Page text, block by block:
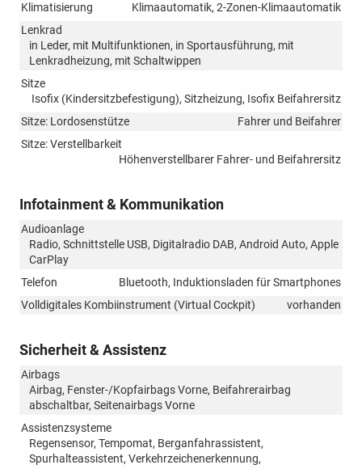
Klimatisierung
Klimaautomatik, 2-Zonen-Klimaautomatik
Lenkrad
in Leder, mit Multifunktionen, in Sportausführung, mit
Lenkradheizung, mit Schaltwippen
Sitze
Isofix (Kindersitzbefestigung), Sitzheizung, Isofix Beifahrersitz
Sitze: Lordosenstütze
Fahrer und Beifahrer
Sitze: Verstellbarkeit
Höhenverstellbarer Fahrer- und Beifahrersitz
Infotainment & Kommunikation
Audioanlage
Radio, Schnittstelle USB, Digitalradio DAB, Android Auto, Apple
CarPlay
Telefon
Bluetooth, Induktionsladen für Smartphones
Volldigitales Kombiinstrument (Virtual Cockpit)
vorhanden
Sicherheit & Assistenz
Airbags
Airbag, Fenster-/Kopfairbags Vorne, Beifahrerairbag
abschaltbar, Seitenairbags Vorne
Assistenzsysteme
Regensensor, Tempomat, Berganfahrassistent,
Spurhalteassistent, Verkehrzeichenerkennung,